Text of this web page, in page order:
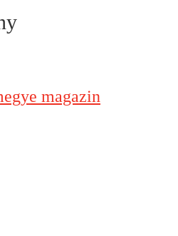
magazin